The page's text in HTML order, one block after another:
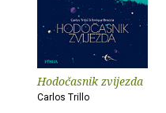
Hodočasnik zvijezda
Carlos Trillo